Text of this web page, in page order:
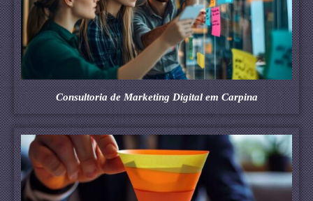
Consultoria de Marketing Digital em Carpina